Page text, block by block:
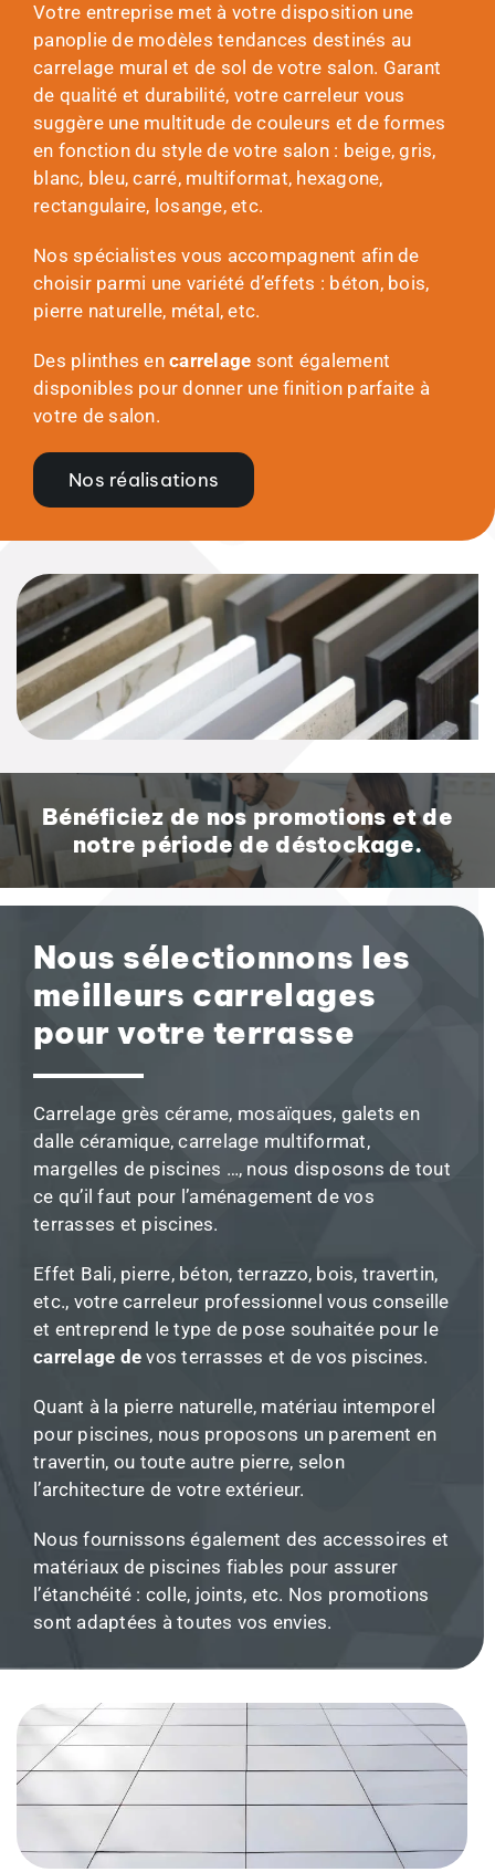
Votre entreprise met à votre disposition une
panoplie de modèles tendances destinés au
carrelage mural et de sol de votre salon. Garant
de qualité et durabilité, votre carreleur vous
suggère une multitude de couleurs et de formes
en fonction du style de votre salon : beige, gris,
blanc, bleu, carré, multiformat, hexagone,
rectangulaire, losange, etc.
Nos spécialistes vous accompagnent afin de
choisir parmi une variété d’effets : béton, bois,
pierre naturelle, métal, etc.
Des plinthes encarrelage sont également
disponibles pour donner une finition parfaite à
votre de salon.
Nos réalisations
Bénéficiez de nos promotions et de
notre période de déstockage.
Nous sélectionnons les
meilleurs carrelages
pour votre terrasse
Carrelage grès cérame, mosaïques, galets en
dalle céramique, carrelage multiformat,
margelles de piscines …, nous disposons de tout
ce qu’il faut pour l’aménagement de vos
terrasses et piscines.
Effet Bali, pierre, béton, terrazzo, bois, travertin,
etc., votre carreleur professionnel vous conseille
et entreprend le type de pose souhaitée pour le
carrelage de vos terrasses et de vos piscines.
Quant à la pierre naturelle, matériau intemporel
pour piscines, nous proposons un parement en
travertin, ou toute autre pierre, selon
l’architecture de votre extérieur.
Nous fournissons également des accessoires et
matériaux de piscines fiables pour assurer
l’étanchéité : colle, joints, etc. Nos promotions
sont adaptées à toutes vos envies.